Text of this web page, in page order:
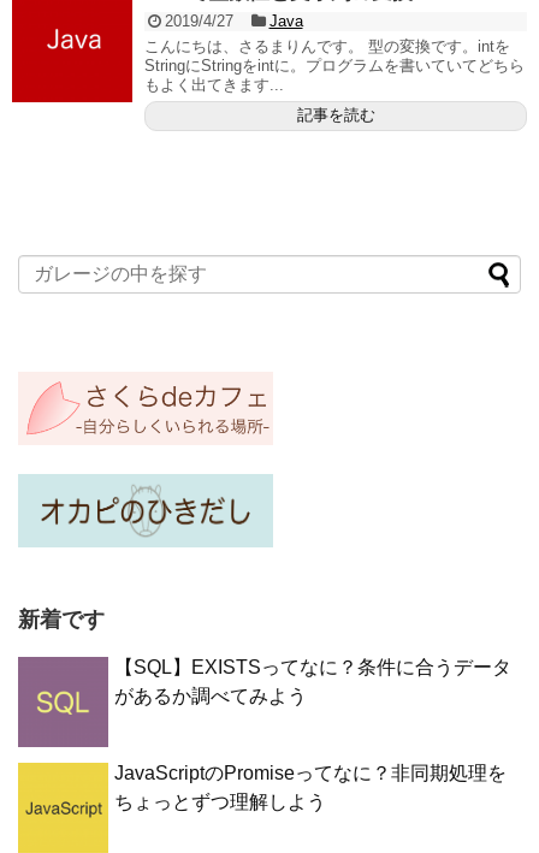
2019/4/27
Java
こんにちは、さるまりんです。 型の変換です。intを
StringにStringをintに。プログラムを書いていてどちら
もよく出てきます...
記事を読む
新着です
【SQL】EXISTSってなに？条件に合うデータ
があるか調べてみよう
JavaScriptのPromiseってなに？非同期処理を
ちょっとずつ理解しよう